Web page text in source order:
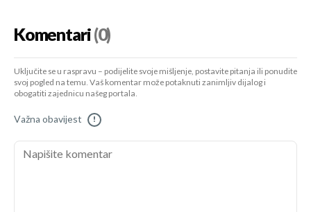
Komentari(0)
Uključite se u raspravu – podijelite svoje mišljenje, postavite pitanja ili ponudite
svoj pogled na temu. Vaš komentar može potaknuti zanimljiv dijalog i
obogatiti zajednicu našeg portala.
Važna obavijest !